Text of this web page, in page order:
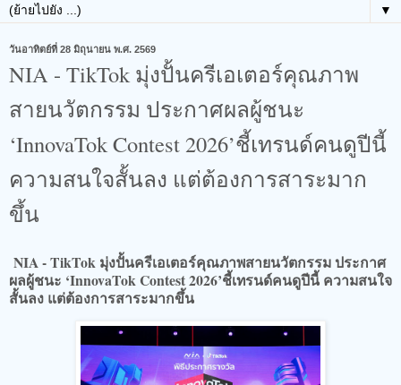
▼
วันอาทิตย์ที่ 28 มิถุนายน พ.ศ. 2569
NIA - TikTok มุ่งปั้นครีเอเตอร์คุณภาพ
สายนวัตกรรม ประกาศผลผู้ชนะ
‘InnovaTok Contest 2026’ชี้เทรนด์คนดูปีนี้
ความสนใจสั้นลง แต่ต้องการสาระมาก
ขึ้น
NIA - TikTok มุ่งปั้นครีเอเตอร์คุณภาพสายนวัตกรรม ประกาศ
ผลผู้ชนะ ‘InnovaTok Contest 2026’ชี้เทรนด์คนดูปีนี้ ความสนใจ
สั้นลง แต่ต้องการสาระมากขึ้น